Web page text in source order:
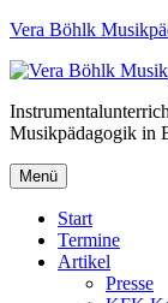
Vera Böhlk
Musikpädagogik in
Menü
Start
Termine
Artikel
Presse